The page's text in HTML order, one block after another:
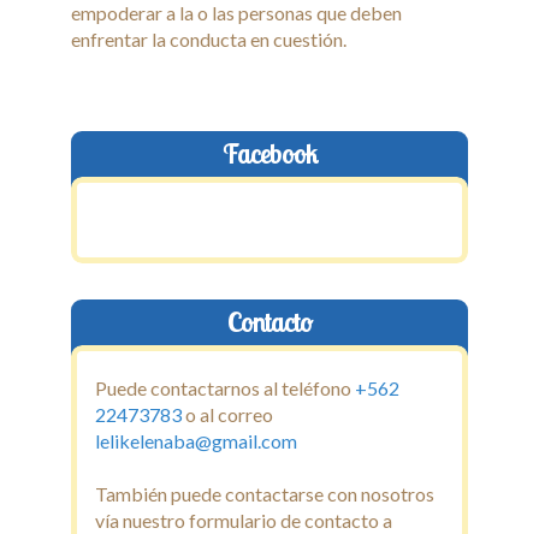
empoderar a la o las personas que deben
enfrentar la conducta en cuestión.
Facebook
Contacto
Puede contactarnos al teléfono +562
22473783o al correo
lelikelenaba@gmail.com
También puede contactarse con nosotros
vía nuestro formulario de contacto a